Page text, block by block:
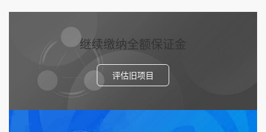
继续缴纳全额保证金
评估旧项目